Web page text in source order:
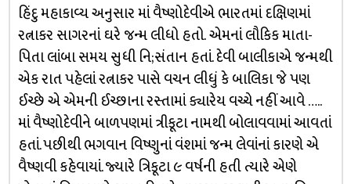
હિંદુ મહાકાવ્ય અનુસાર માં વૈષ્ણોદેવીએ ભારતમાં દક્ષિણમાં
રત્નાકર સાગરનાં ઘરે જન્મ લીધો હતો. એમનાં લૌકિક માતા-
પિતા લાંબા સમય સુધી નિ;સંતાન હતાં. દેવી બાલીકાએ જન્મથી
એક રાત પહેલાં રત્નાકર પાસે વચન લીધું કે બાલિકા જે પણ
ઈચ્છે એ એમની ઈચ્છાના રસ્તામાં ક્યારેય વચ્ચે નહીં આવે …..
માં વૈષ્ણોદેવીને બાળપણમાં ત્રીકૂટા નામથી બોલાવવામાં આવતાં
હતાં. પછીથી ભગવાન વિષ્ણુનાં વંશમાં જન્મ લેવાંનાં કારણે એ
વૈષ્ણવી કહેવાયાં. જ્યારે ત્રિકૂટા ૯ વર્ષની હતી ત્યારે એણે